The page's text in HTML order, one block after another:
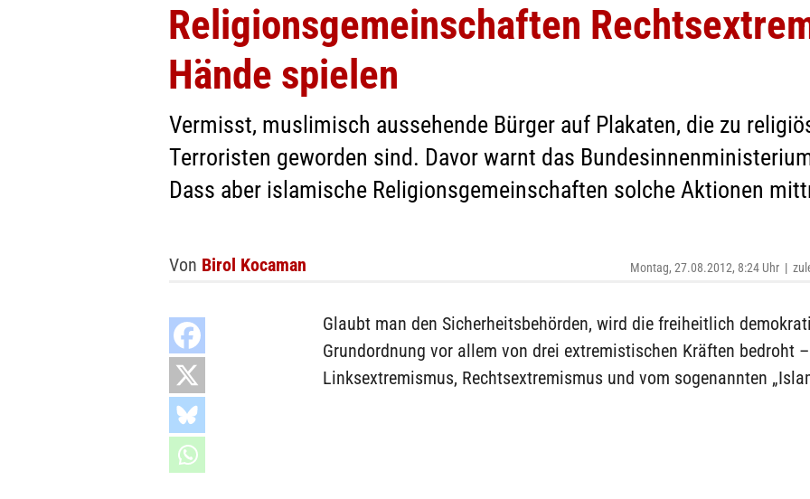
Religionsgemeinschaften
Hände spielen
Vermisst, muslimisch aussehende Bürger auf Plakaten, die zu
Terroristen geworden sind. Davor warnt das
Dass aber islamische Religionsgemeinschaften solche Aktionen
Von Birol Kocaman Montag, 27.08.2012, 8:24 Uhr |
Glaubt man den Sicherheitsbehörden, wird die freiheitlich
Grundordnung vor allem von drei extremistischen Kräften bedroht –
Linksextremismus, Rechtsextremismus und vom sogenannten